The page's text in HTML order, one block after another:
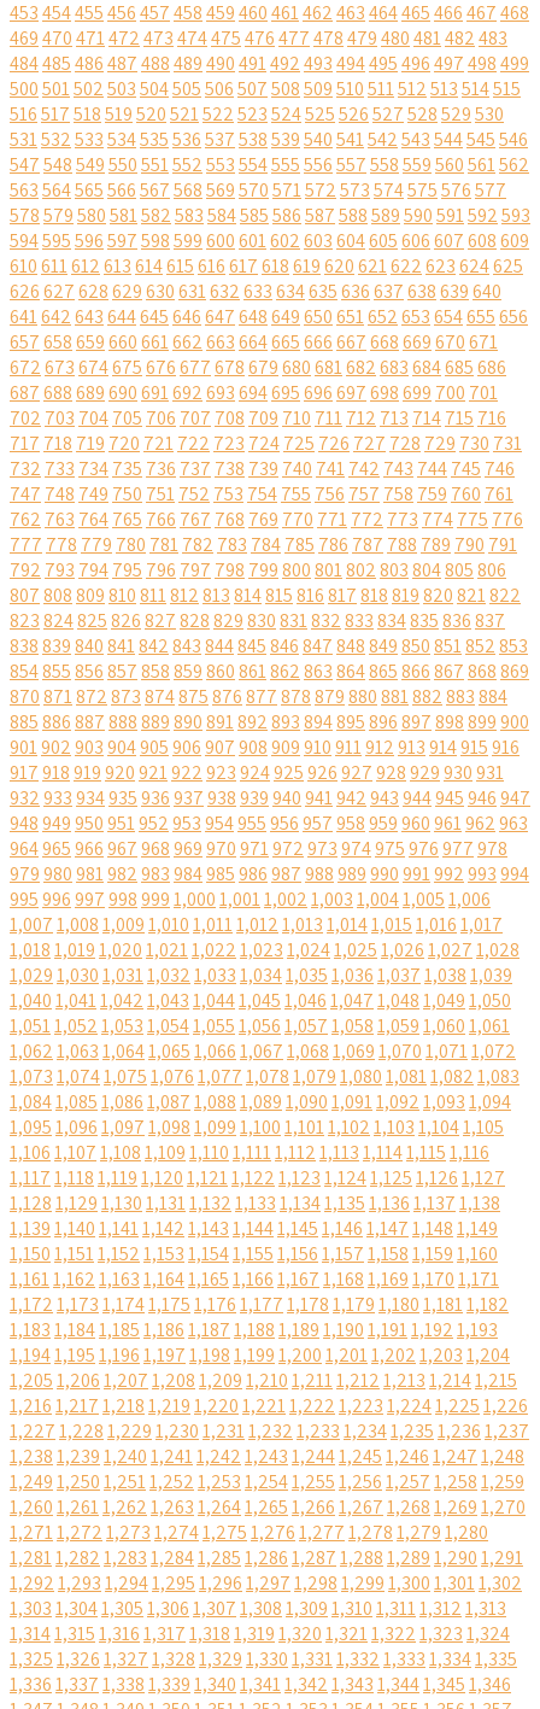
453454455456457458459460461462463464465466467468
469470471472473474475476477478479480481482483
484485486487488489490491492493494495496497498499
500501502503504505506507508509510511512513514515
516517518519520521522523524525526527528529530
531532533534535536537538539540541542543544545546
547548549550551552553554555556557558559560561562
563564565566567568569570571572573574575576577
578579580581582583584585586587588589590591592593
594595596597598599600601602603604605606607608609
610611612613614615616617618619620621622623624625
626627628629630631632633634635636637638639640
641642643644645646647648649650651652653654655656
657658659660661662663664665666667668669670671
672673674675676677678679680681682683684685686
687688689690691692693694695696697698699 700 701
702 703 704705 706 707 708 709 710 711712 713 714715 716
717 718 719 720 721722 723 724725 726 727 728 729 730 731
732 733 734735 736 737 738 739 740 741742 743 744745 746
747 748 749 750 751752 753 754755 756 757 758 759 760 761
762 763 764765 766 767 768 769 770 771772 773 774775 776
777 778 779 780 781782 783 784785 786 787 788 789 790 791
792 793 794795 796 797 798 799800801802803804805806
807808809810811812813814815816817818819820821822
823824825826827828829830831832833834835836837
838839840841842843844845846847848849850851852853
854855856857858859860861862863864865866867868869
870871872873874875876877878879880881882883884
885886887888889890891892893894895896897898899900
901902903904905906907908909910911912913914915916
917918919920921922923924925926927928929930931
932933934935936937938939940941942943944945946947
948949950951952953954955956957958959960961962963
964965966967968969970971972973974975976977978
979980981982983984985986987988989990991992993994
9959969979989991,0001,0011,0021,0031,0041,0051,006
1,0071,0081,0091,0101,0111,0121,0131,0141,0151,0161,017
1,0181,0191,0201,0211,0221,0231,0241,0251,0261,0271,028
1,0291,0301,0311,0321,0331,0341,0351,0361,0371,0381,039
1,0401,0411,0421,0431,0441,0451,0461,0471,0481,0491,050
1,0511,0521,0531,0541,0551,0561,0571,0581,0591,0601,061
1,0621,0631,0641,0651,0661,0671,0681,0691,0701,0711,072
1,0731,0741,0751,0761,0771,0781,0791,0801,0811,0821,083
1,0841,0851,0861,0871,0881,0891,0901,0911,0921,0931,094
1,0951,0961,0971,0981,0991,1001,1011,1021,1031,1041,105
1,1061,1071,1081,1091,1101,1111,1121,1131,1141,1151,116
1,1171,1181,1191,1201,1211,1221,1231,1241,1251,1261,127
1,1281,1291,1301,1311,1321,1331,1341,1351,1361,1371,138
1,1391,1401,1411,1421,1431,1441,1451,1461,1471,1481,149
1,1501,1511,1521,1531,1541,1551,1561,1571,1581,1591,160
1,1611,1621,1631,1641,1651,1661,1671,1681,1691,1701,171
1,1721,1731,1741,1751,1761,1771,1781,1791,1801,1811,182
1,1831,1841,1851,1861,1871,1881,1891,1901,1911,1921,193
1,1941,1951,1961,1971,1981,1991,2001,2011,2021,2031,204
1,2051,2061,2071,2081,2091,2101,2111,2121,2131,2141,215
1,2161,2171,2181,2191,2201,2211,2221,2231,2241,2251,226
1,2271,2281,2291,2301,2311,2321,2331,2341,2351,2361,237
1,2381,2391,2401,2411,2421,2431,2441,2451,2461,2471,248
1,2491,2501,2511,2521,2531,2541,2551,2561,2571,2581,259
1,2601,2611,2621,2631,2641,2651,2661,2671,2681,2691,270
1,2711,2721,2731,2741,2751,2761,2771,2781,2791,280
1,2811,2821,2831,2841,2851,2861,2871,2881,2891,2901,291
1,2921,2931,2941,2951,2961,2971,2981,2991,3001,3011,302
1,3031,3041,3051,3061,3071,3081,3091,3101,3111,3121,313
1,3141,3151,3161,3171,3181,3191,3201,3211,3221,3231,324
1,3251,3261,3271,3281,3291,3301,3311,3321,3331,3341,335
1,3361,3371,3381,3391,3401,3411,3421,3431,3441,3451,346